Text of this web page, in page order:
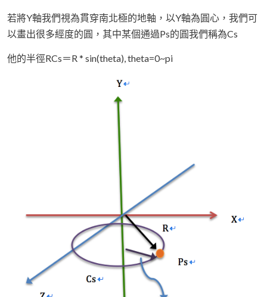
若將Y軸我們視為貫穿南北極的地軸，以Y軸為圓心，我們可
以畫出很多經度的圓，其中某個通過Ps的圓我們稱為Cs
他的半徑RCs＝R * sin(theta), theta=0~pi